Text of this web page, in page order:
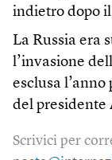
indietro dopo
La Russia era
l’invasione
esclusa
del presidente
Scrivici per